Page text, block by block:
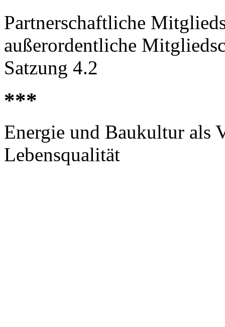
Partnerschaftliche
außerordentliche
Satzung 4.2
***
Energie und Baukultur als
Lebensqualität